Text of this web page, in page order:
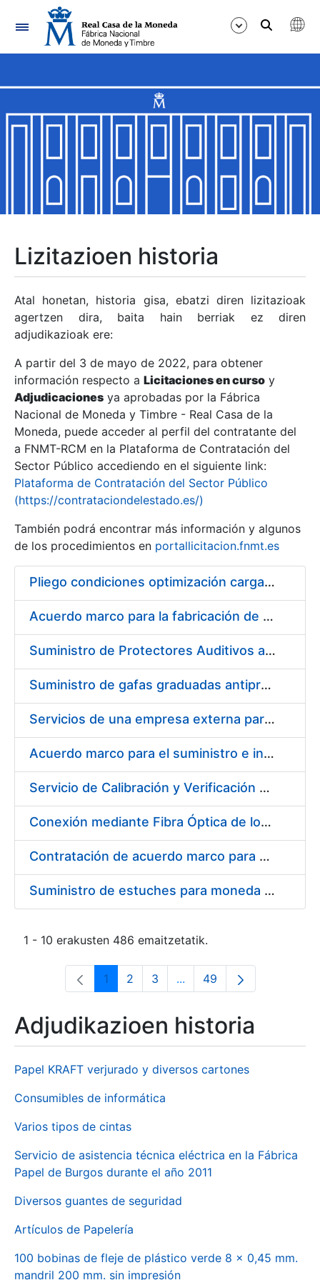
Nabigazioa
Erakutsi/Ezkutatu
Erakutsi/Ezkutatu
Erakutsi/Ezkutatu
Erakutsi/Ezkutatu
Erakutsi/Ezkutatu
Erakutsi/Ezkutatu
Erakutsi/Ezkutatu
Erakutsi/Ezkutatu
Lizitazioen historia
Atal honetan, historia gisa, ebatzi diren lizitazioak
agertzen dira, baita hain berriak ez diren
adjudikazioak ere:
A partir del 3 de mayo de 2022, para obtener
información respecto a Licitaciones en curso y
Adjudicaciones ya aprobadas por la Fábrica
Nacional de Moneda y Timbre - Real Casa de la
Moneda, puede acceder al perfil del contratante del
a FNMT-RCM en la Plataforma de Contratación del
Sector Público accediendo en el siguiente link:
Plataforma de Contratación del Sector Público
(https://contrataciondelestado.es/)
También podrá encontrar más información y algunos
de los procedimientos en portallicitacion.fnmt.es
Pliego condiciones optimización cargas compras firmado
Acuerdo marco para la fabricación de piezas
Suministro de Protectores Auditivos a medida para las personas trabajadoras de los Centros de Trabajo de Madrid y Burgos
Suministro de gafas graduadas antiproyecciones para los trabajadores de la FNMT-RCM en los centros de trabajo de Madrid y Burgos
Servicios de una empresa externa para el asesoramiento y resolución de los recursos de alzada que se presentan relacionados con procesos de selección para la FNMT-RCM
Acuerdo marco para el suministro e instalación de persianas, estores y otros complementos
Servicio de Calibración y Verificación Externa de los Equipos de Medición del Servicio de Prevención de la FNMT-RCM
Conexión mediante Fibra Óptica de los Centros de Proceso de Datos (CPDs) de las sedes de la FNMT-RCM de Burgos y Madrid
Contratación de acuerdo marco para el Suministro de Material de Electricidad para la Fábrica Nacional de Moneda y Timbre-Real Casa de la Moneda en su centro de trabajo de Burgos
Suministro de estuches para moneda de 30 €
1 - 10 erakusten 486 emaitzetatik.
Orrialdea
1 Orrialdea
2 Orrialdea
3 ...Intermediate Pages Use
Orrialdea
49
Adjudikazioen historia
Papel KRAFT verjurado y diversos cartones
Consumibles de informática
Varios tipos de cintas
Servicio de asistencia técnica eléctrica en la Fábrica
Papel de Burgos durante el año 2011
Diversos guantes de seguridad
Artículos de Papelería
100 bobinas de fleje de plástico verde 8 x 0,45 mm.
mandril 200 mm. sin impresión